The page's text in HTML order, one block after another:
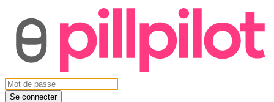
Se connecter